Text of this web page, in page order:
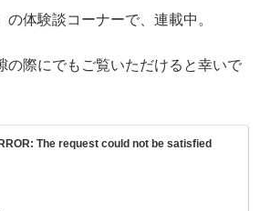
の体験談コーナーで、連載中。
の際にでもご覧いただけると幸いで
The request could not be satisfied